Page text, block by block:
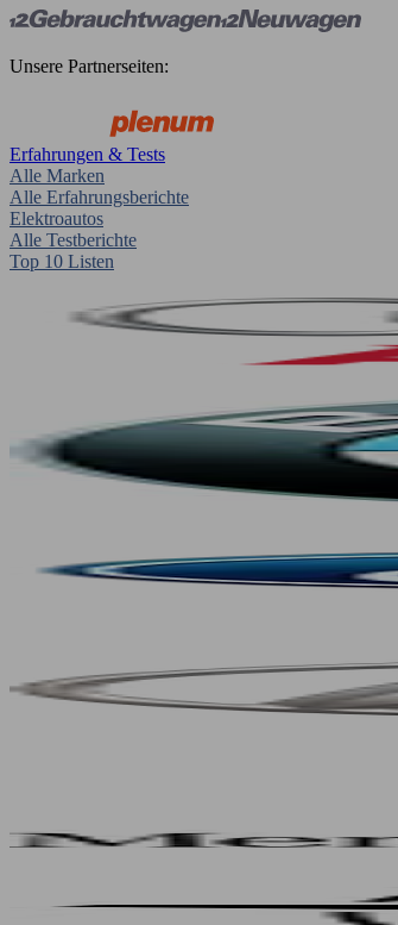
Unsere Partnerseiten:
Erfahrungen & Tests
Alle Marken
Alle Erfahrungsberichte
Elektroautos
Alle Testberichte
Top 10 Listen